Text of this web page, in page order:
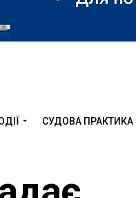
СУДОВА ПРАКТИКА